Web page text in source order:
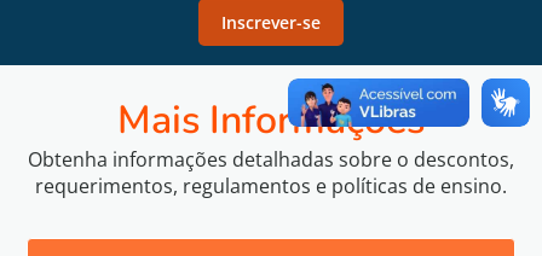
Inscrever-se
Mais Informações
Obtenha informações detalhadas sobre o descontos,
requerimentos, regulamentos e políticas de ensino.